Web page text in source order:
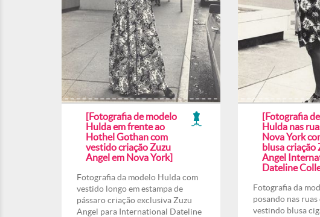
[Fotografia de modelo
Hulda em frente ao
Hothel Gothan com
vestido criação Zuzu
Angel em Nova York]
Fotografia da modelo Hulda com
vestido longo em estampa de
pássaro criação exclusiva Zuzu
Angel para International Dateline
[Fotografia
Hulda nas
Nova York
blusa criação
Angel
Dateline
Fotografia da
posando nas
vestindo blusa